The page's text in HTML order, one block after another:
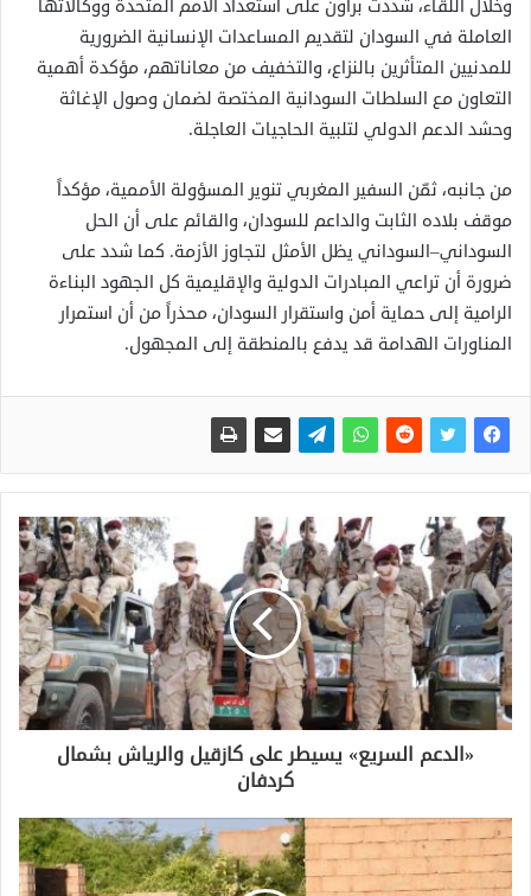
وخلال اللقاء، شددت براون على استعداد الأمم المتحدة ووكالاتها
العاملة في السودان لتقديم المساعدات الإنسانية الضرورية
للمدنيين المتأثرين بالنزاع، والتخفيف من معاناتهم، مؤكدة أهمية
التعاون مع السلطات السودانية المختصة لضمان وصول الإغاثة
وحشد الدعم الدولي لتلبية الحاجيات العاجلة.
من جانبه، ثمّن السفير المغربي تنوير المسؤولة الأممية، مؤكداً
موقف بلاده الثابت والداعم للسودان، والقائم على أن الحل
السوداني–السوداني يظل الأمثل لتجاوز الأزمة. كما شدد على
ضرورة أن تراعي المبادرات الدولية والإقليمية كل الجهود البناءة
الرامية إلى حماية أمن واستقرار السودان، محذراً من أن استمرار
المناورات الهدامة قد يدفع بالمنطقة إلى المجهول.
«الدعم السريع» يسيطر على كازقيل والرياش بشمال
كردفان